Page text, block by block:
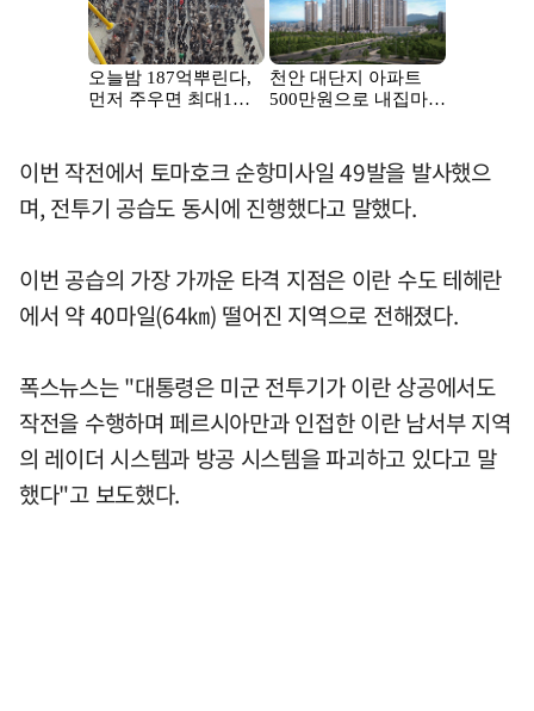
이번 작전에서 토마호크 순항미사일 49발을 발사했으
며, 전투기 공습도 동시에 진행했다고 말했다.
이번 공습의 가장 가까운 타격 지점은 이란 수도 테헤란
에서 약 40마일(64㎞) 떨어진 지역으로 전해졌다.
폭스뉴스는 "대통령은 미군 전투기가 이란 상공에서도
작전을 수행하며 페르시아만과 인접한 이란 남서부 지역
의 레이더 시스템과 방공 시스템을 파괴하고 있다고 말
했다"고 보도했다.